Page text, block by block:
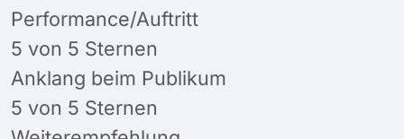
Performance/Auftritt
5 von 5 Sternen
Anklang beim Publikum
5 von 5 Sternen